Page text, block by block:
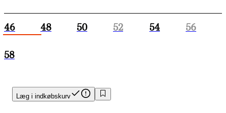
Læg i indkøbskurv
46 48 50 52 54 56
58